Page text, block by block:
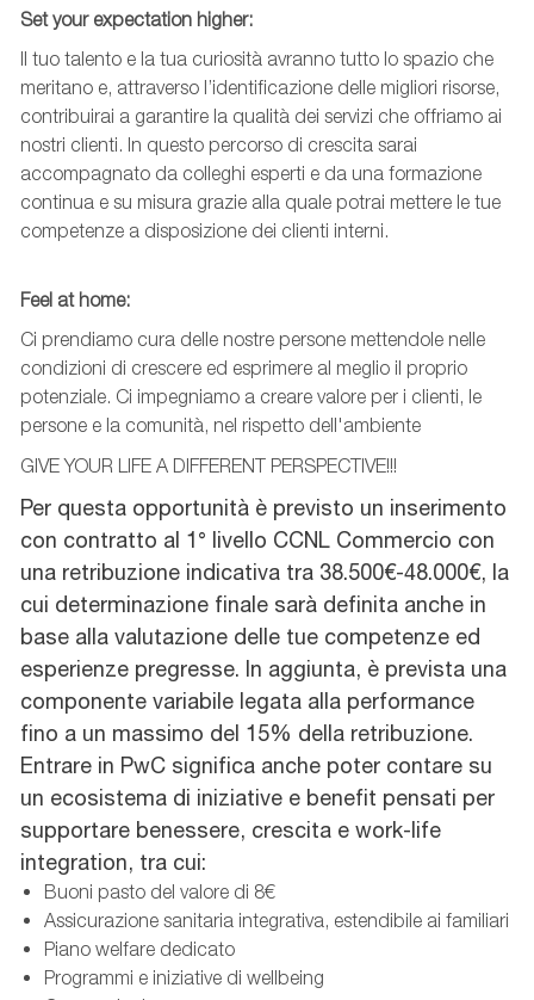
Set your expectation higher:
Il tuo talento e la tua curiosità avranno tutto lo spazio che
meritano e, attraverso l’identificazione delle migliori risorse,
contribuirai a garantire la qualità dei servizi che offriamo ai
nostri clienti. In questo percorso di crescita sarai
accompagnato da colleghi esperti e da una formazione
continua e su misura grazie alla quale potrai mettere le tue
competenze a disposizione dei clienti interni.
Feel athome:
Ci prendiamo cura delle nostre persone mettendole nelle
condizioni di crescere ed esprimere al meglio il proprio
potenziale. Ci impegniamo a creare valore per i clienti, le
persone e la comunità, nel rispetto dell'ambiente
GIVE YOUR LIFE A DIFFERENT PERSPECTIVE!!!
Per questa opportunità è previsto un inserimento
con contratto al 1° livello CCNL Commercio con
una retribuzione indicativa tra 38.500€-48.000€, la
cui determinazione finale sarà definita anche in
base alla valutazione delle tue competenze ed
esperienze pregresse. In aggiunta, è prevista una
componente variabile legata alla performance
fino a un massimo del 15% della retribuzione.
Entrare in PwC significa anche poter contare su
un ecosistema di iniziative e benefit pensati per
supportare benessere, crescita e work-life
integration, tra cui:
Buoni pasto del valore di 8€
Assicurazione sanitaria integrativa, estendibile ai familiari
Piano welfare dedicato
Programmi e iniziative di wellbeing